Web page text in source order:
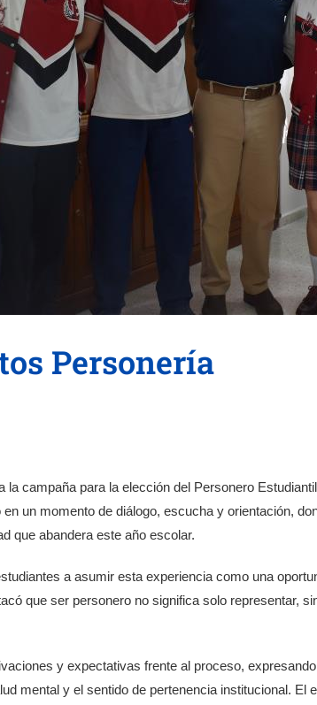
Personería
la campaña para la elección del Personero
un momento de diálogo, escucha y orientación,
que abandera este año escolar.
a asumir esta experiencia como una
que ser personero no significa solo representar,
y expectativas frente al proceso,
mental y el sentido de pertenencia institucional.